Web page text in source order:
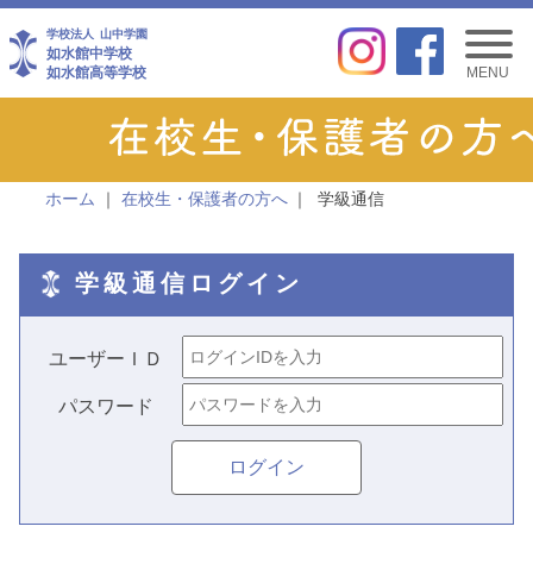
学校法人 山中学園
如水館中学校
如水館高等学校
MENU
ホーム 在校生・保護者の方へ 学級通信
学級通信ログイン
ユーザーＩＤ
パスワード
ログイン